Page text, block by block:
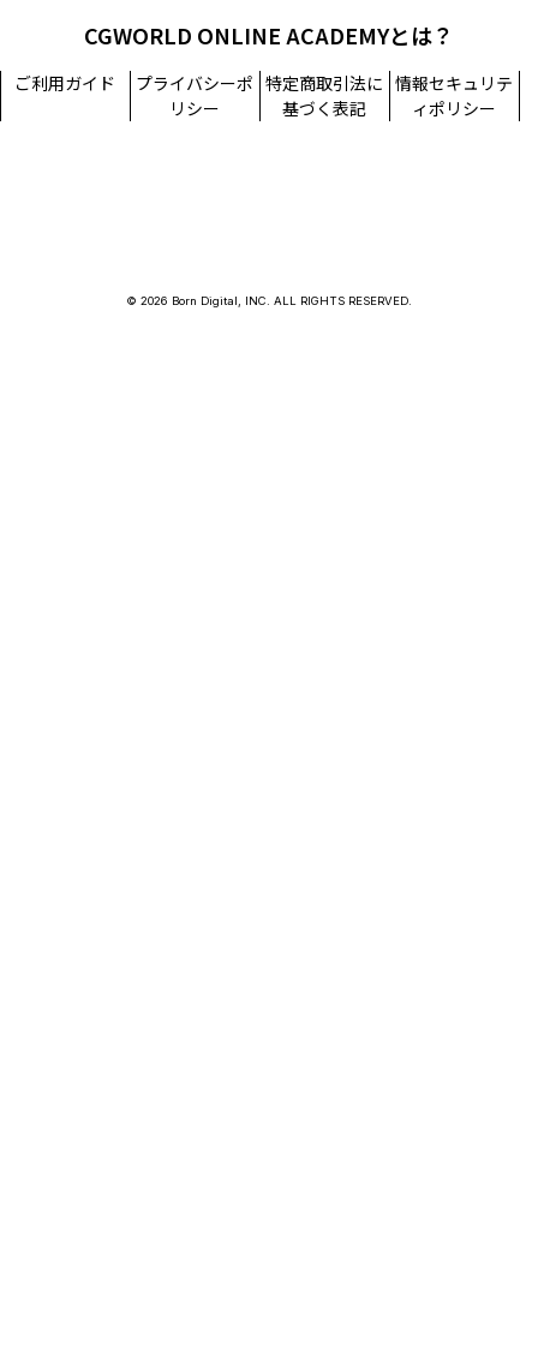
CGWORLD ONLINE ACADEMYとは？
ご利用ガイド
プライバシーポ
リシー
特定商取引法に
基づく表記
情報セキュリテ
ィポリシー
© 2026 Born Digital, INC. ALL RIGHTS RESERVED.